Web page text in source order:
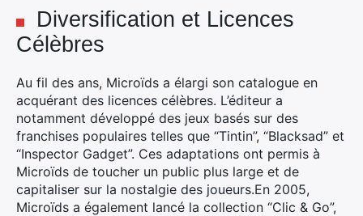
Diversification et Licences
Célèbres
Au fil des ans, Microïds a élargi son catalogue en
acquérant des licences célèbres. L’éditeur a
notamment développé des jeux basés sur des
franchises populaires telles que “Tintin”, “Blacksad” et
“Inspector Gadget”. Ces adaptations ont permis à
Microïds de toucher un public plus large et de
capitaliser sur la nostalgie des joueurs.En 2005,
Microïds a également lancé la collection “Clic & Go”,